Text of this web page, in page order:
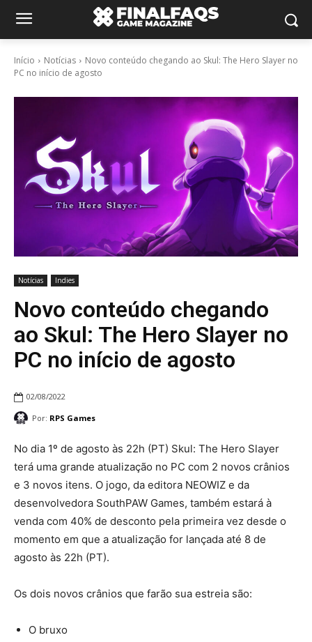
Início Notícias
Novo conteúdo chegando ao Skul: The Hero Slayer no
PC no início de agosto
Notícias Indies
Novo conteúdo chegando
ao Skul: The Hero Slayer no
PC no início de agosto
02/08/2022
Por: RPS Games
No dia 1º de agosto às 22h (PT) Skul: The Hero Slayer
terá uma grande atualização no PC com 2 novos crânios
e 3 novos itens. O jogo, da editora NEOWIZ e da
desenvolvedora SouthPAW Games, também estará à
venda com 40% de desconto pela primeira vez desde o
momento em que a atualização for lançada até 8 de
agosto às 22h (PT).
Os dois novos crânios que farão sua estreia são:
O bruxo